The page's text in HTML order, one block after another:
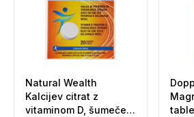
Natural Wealth
Kalcijev citrat z
vitaminom D, šumeče